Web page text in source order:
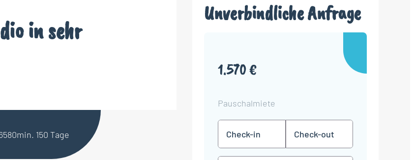
in sehr
min. 150 Tage
Unverbindliche Anfrage
1.570 €
Pauschalmiete
in
TT
Punkt
MM
TT
Punkt
MM